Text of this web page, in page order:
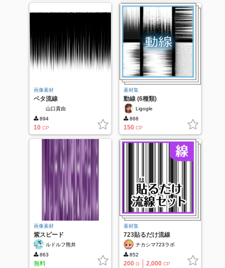
画像素材
ベタ流線
山口貴由
894
10 CP
素材集
動線 (6種類)
Ligogle
868
150 CP
画像素材
紫スピード
ルドルフ熊井
863
無料
素材集
723貼るだけ流線
ナカシマ723ラボ
852
200 G 2,000 CP